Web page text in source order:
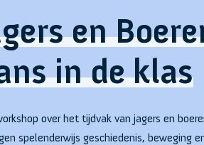
en
in de klas
over het tijdvak van jagers en
spelenderwijs geschiedenis, beweging